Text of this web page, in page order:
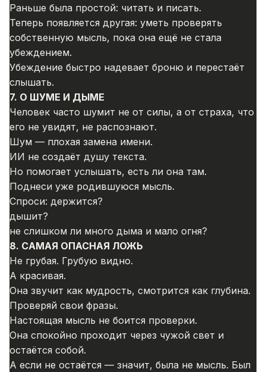
Раньше была простой: читать и писать.
Теперь появляется другая: уметь проверять
собственную мысль, пока она ещё не стала
убеждением.
Убеждение быстро надевает броню и перестаёт
слышать.
7. О ШУМЕ И ДЫМЕ
Человек часто шумит не от силы, а от страха, что
его не увидят, не распознают.
Шум — плохая замена имени.
ИИ не создаёт душу текста.
Но помогает услышать, есть ли она там.
Поднеси уже родившуюся мысль.
Спроси: держится?
дышит?
не слишком ли много дыма и мало огня?
8. САМАЯ ОПАСНАЯ ЛОЖЬ
Не грубая. Грубую видно.
А красивая.
Она звучит как мудрость, смотрится как глубина.
Проверяй свои фразы.
Настоящая мысль не боится проверки.
Она спокойно проходит через чужой свет и
остаётся собой.
А если не остаётся — значит, была не мысль. Был